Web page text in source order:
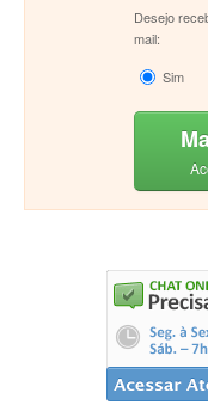
Desejo
mail:
Sim